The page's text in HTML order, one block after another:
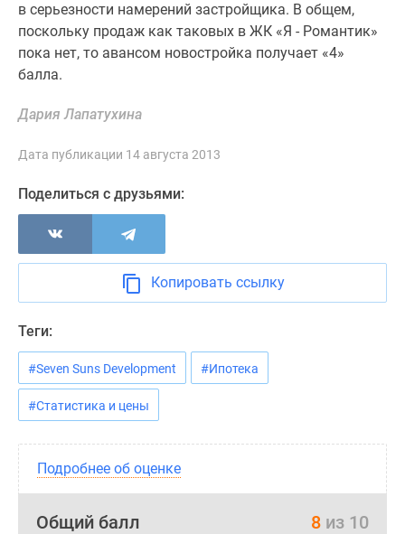
в серьезности намерений застройщика. В общем,
поскольку продаж как таковых в ЖК «Я - Романтик»
пока нет, то авансом новостройка получает «4»
балла.
Дария Лапатухина
Дата публикации 14 августа 2013
Поделиться с друзьями:
Копировать ссылку
Теги:
#Seven Suns Development #Ипотека
#Статистика и цены
Подробнее об оценке
Общий балл 8 из 10